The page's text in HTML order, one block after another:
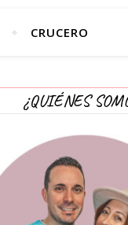
CRUCERO
¿QUIÉNES